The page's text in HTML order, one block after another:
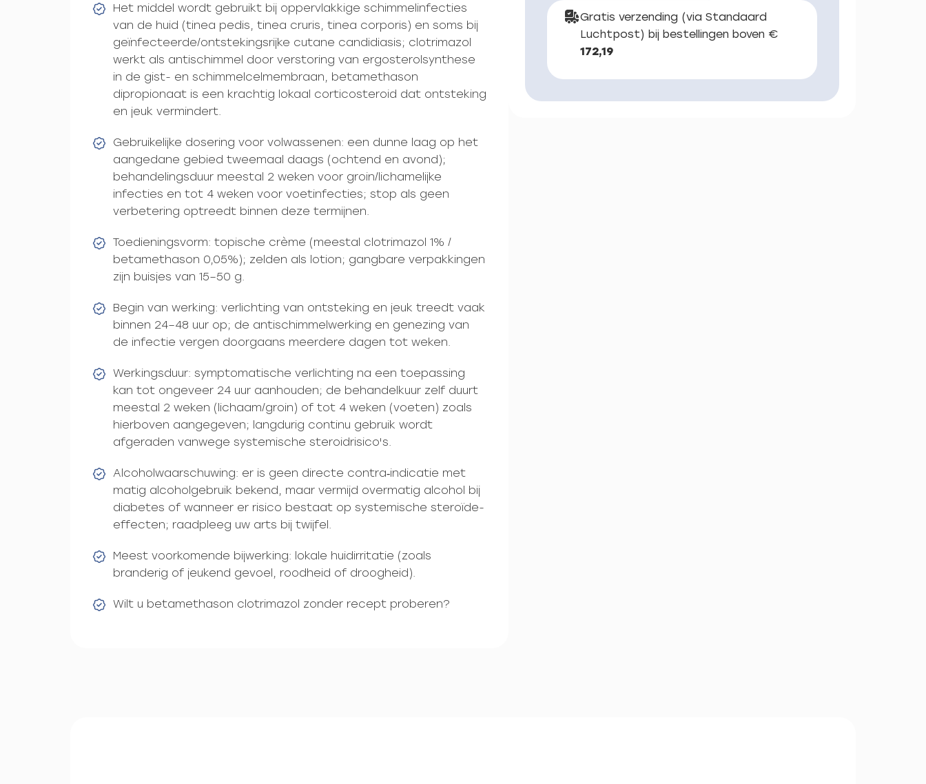
Het middel wordt gebruikt bij oppervlakkige schimmelinfecties
van de huid (tinea pedis, tinea cruris, tinea corporis) en soms bij
geïnfecteerde/ontstekingsrijke cutane candidiasis; clotrimazol
werkt als antischimmel door verstoring van ergosterolsynthese
in de gist- en schimmelcelmembraan, betamethason
dipropionaat is een krachtig lokaal corticosteroid dat ontsteking
en jeuk vermindert.
Gebruikelijke dosering voor volwassenen: een dunne laag op het
aangedane gebied tweemaal daags (ochtend en avond);
behandelingsduur meestal 2 weken voor groin/lichamelijke
infecties en tot 4 weken voor voetinfecties; stop als geen
verbetering optreedt binnen deze termijnen.
Toedieningsvorm: topische crème (meestal clotrimazol 1% /
betamethason 0,05%); zelden als lotion; gangbare verpakkingen
zijn buisjes van 15–50 g.
Begin van werking: verlichting van ontsteking en jeuk treedt vaak
binnen 24–48 uur op; de antischimmelwerking en genezing van
de infectie vergen doorgaans meerdere dagen tot weken.
Werkingsduur: symptomatische verlichting na een toepassing
kan tot ongeveer 24 uur aanhouden; de behandelkuur zelf duurt
meestal 2 weken (lichaam/groin) of tot 4 weken (voeten) zoals
hierboven aangegeven; langdurig continu gebruik wordt
afgeraden vanwege systemische steroidrisico's.
Alcoholwaarschuwing: er is geen directe contra‑indicatie met
matig alcoholgebruik bekend, maar vermijd overmatig alcohol bij
diabetes of wanneer er risico bestaat op systemische steroïde-
effecten; raadpleeg uw arts bij twijfel.
Meest voorkomende bijwerking: lokale huidirritatie (zoals
branderig of jeukend gevoel, roodheid of droogheid).
Wilt u betamethason clotrimazol zonder recept proberen?
Gratis verzending (via Standaard
Luchtpost) bij bestellingen boven €
172,19